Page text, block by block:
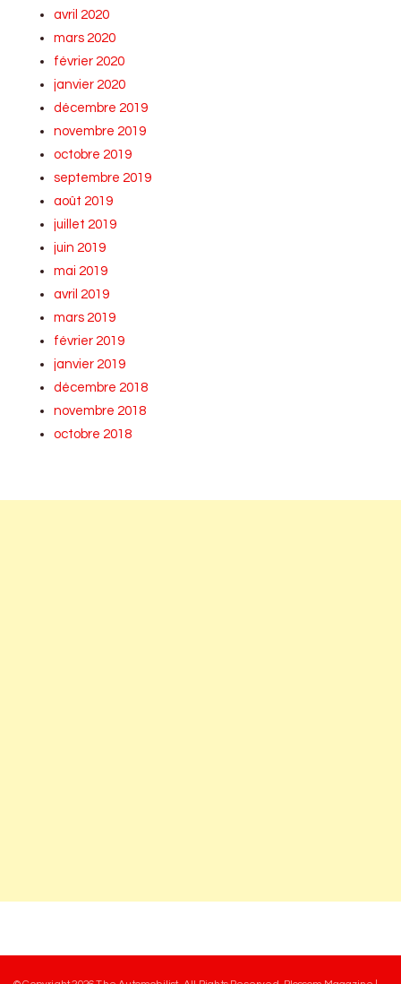
avril 2020
mars 2020
février 2020
janvier 2020
décembre 2019
novembre 2019
octobre 2019
septembre 2019
août 2019
juillet 2019
juin 2019
mai 2019
avril 2019
mars 2019
février 2019
janvier 2019
décembre 2018
novembre 2018
octobre 2018